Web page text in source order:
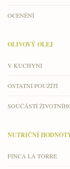
OCENĚNÍ
OLIVOVÝ OLEJ
V KUCHYNI
OSTATNÍ POUŽÍTÍ
SOUČÁSTÍ
NUTRIČNÍ
FINCA LA TORRE